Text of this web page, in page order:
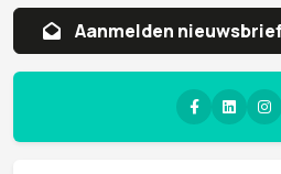
Aanvragen whitepaper